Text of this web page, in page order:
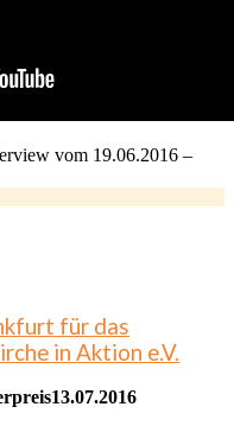
vom 19.06.2016 –
für das
in Aktion e.V.
13.07.2016